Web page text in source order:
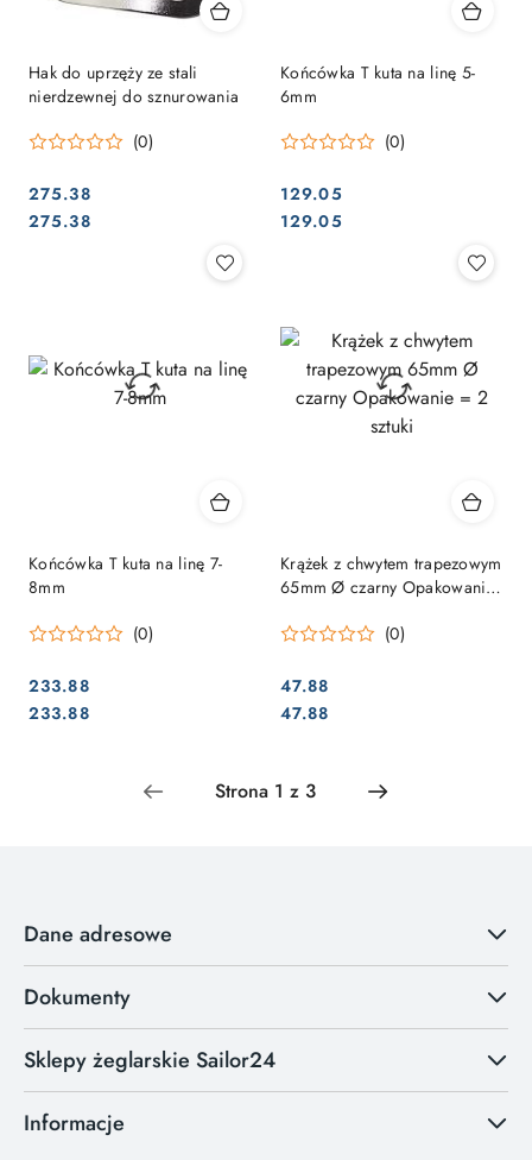
Hak do uprzęży ze stali
nierdzewnej do sznurowania
(0)
Cena:
275.38
Cena:
275.38
Końcówka T kuta na linę 5-
6mm
(0)
Cena:
129.05
Cena:
129.05
Końcówka T kuta na linę 7-
8mm
(0)
Cena:
233.88
Cena:
233.88
Krążek z chwytem trapezowym
65mm Ø czarny Opakowanie
(0)
Cena:
47.88
Cena:
47.88
Dane adresowe
Dokumenty
Sklepy żeglarskie Sailor24
Informacje